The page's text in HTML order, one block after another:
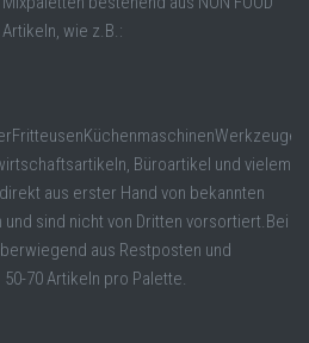
Artikeln, wie z.B.:
Büroartikel und vielem
aus erster Hand von bekannten
sind nicht von Dritten vorsortiert.Bei
aus Restposten und
70 Artikeln pro Palette.